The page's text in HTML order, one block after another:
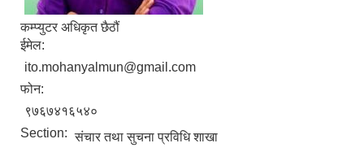
कम्प्युटर अधिकृत छैठौं
ईमेल:
ito.mohanyalmun@gmail.com
फोन:
९७६७४१६५४०
Section: संचार तथा सुचना प्रविधि शाखा